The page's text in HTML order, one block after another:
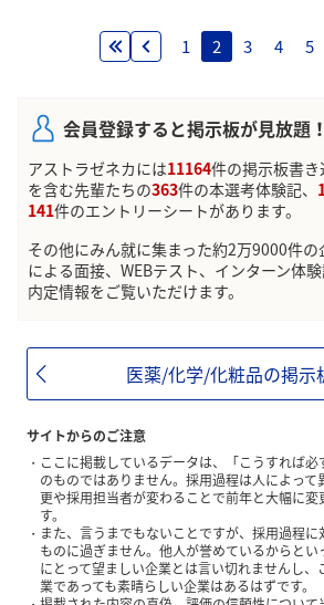
1 2 3 4 5
会員登録すると掲示板が見放題！
アストラゼネカには11164件の掲示板書
を含む先輩たちの363件の本選考体験記、
141件のエントリーシートがあります。
その他にみん就に集まった約2万9000件
による面接、WEBテスト、インターン体
内定情報をご覧いただけます。
医薬/化学/化粧品の掲示
サイトからのご注意
ここに掲載しているデータは、「こうすれば
のものではありません。採用過程は人によっ
更や採用担当者が変わることで前年と大幅に変
す。
また、言うまでもないことですが、採用過程
ものに過ぎません。他人が誉めているからとい
にとって望ましい企業とは言い切れませんし
業であっても素晴らしい企業はあるはずです。